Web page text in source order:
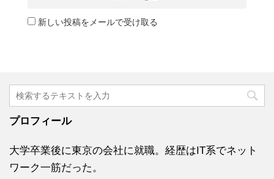
新しい投稿をメールで受け取る
プロフィール
大学卒業後に東京の会社に就職。経歴はIT系でネット
ワーク一筋だった。